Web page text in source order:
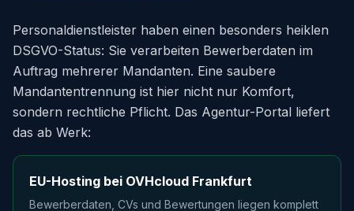
Personaldienstleister haben einen besonders heiklen
DSGVO-Status: Sie verarbeiten Bewerberdaten im
Auftrag mehrerer Mandanten. Eine saubere
Mandantentrennung ist hier nicht nur Komfort,
sondern rechtliche Pflicht. Das Agentur-Portal liefert
das ab Werk:
EU-Hosting bei OVHcloud Frankfurt
Bewerberdaten, CVs und Bewertungen liegen komplett